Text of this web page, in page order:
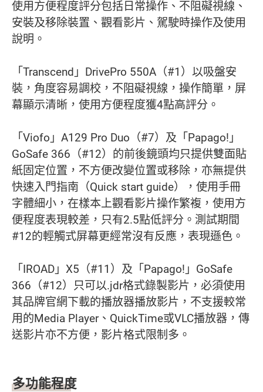
使用方便程度評分包括日常操作、不阻礙視線、
安裝及移除裝置、觀看影片、駕駛時操作及使用
說明。
「Transcend」DrivePro 550A（#1）以吸盤安
裝，角度容易調校，不阻礙視線，操作簡單，屏
幕顯示清晰，使用方便程度獲4點高評分。
「Viofo」A129 Pro Duo（#7）及「Papago!」
GoSafe 366（#12）的前後鏡頭均只提供雙面貼
紙固定位置，不方便改變位置或移除，亦無提供
快速入門指南（Quick start guide），使用手冊
字體細小，在樣本上觀看影片操作繁複，使用方
便程度表現較差，只有2.5點低評分。測試期間
#12的輕觸式屏幕更經常沒有反應，表現遜色。
「IROAD」X5（#11）及「Papago!」GoSafe
366（#12）只可以.jdr格式錄製影片，必須使用
其品牌官網下載的播放器播放影片，不支援較常
用的Media Player、QuickTime或VLC播放器，傳
送影片亦不方便，影片格式限制多。
多功能程度